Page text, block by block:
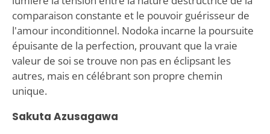
comparaison constante et le pouvoir guérisseur de
l'amour inconditionnel. Nodoka incarne la poursuite
épuisante de la perfection, prouvant que la vraie
valeur de soi se trouve non pas en éclipsant les
autres, mais en célébrant son propre chemin
unique.
Sakuta Azusagawa